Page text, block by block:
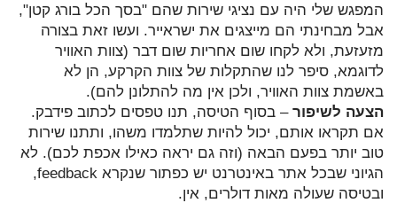
המפגש שלי היה עם נציגי שירות שהם "בסך הכל בורג קטן",
אבל מבחינתי הם מייצגים את ישראייר. ועשו זאת בצורה
מזעזעת, ולא לקחו שום אחריות שום דבר (צוות האוויר
לדוגמא, סיפר לנו שהתקלות של צוות הקרקע, הן לא
באשמת צוות האוויר, ולכן אין מה להתלונן להם).
הצעה לשיפור– בסוף הטיסה, תנו טפסים לכתוב פידבק.
אם תקראו אותם, יכול להיות שתלמדו משהו, ותתנו שירות
טוב יותר בפעם הבאה (וזה גם יראה כאילו אכפת לכם). לא
הגיוני שבכל אתר באינטרנט יש כפתור שנקרא feedback,
ובטיסה שעולה מאות דולרים, אין.